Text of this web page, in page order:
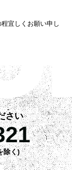
宜しくお願い申し
さい
除く)